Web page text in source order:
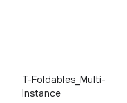
T-Foldables_Multi-
Instance